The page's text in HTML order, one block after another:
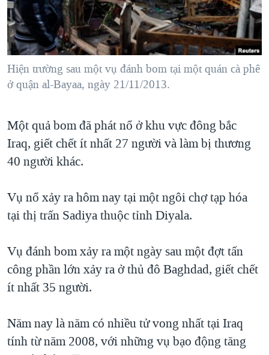
"Tìm" NGƯỜI VIỆT HẢI NGOẠI
ĐỜI SỐNG
KINH TẾ
KHOA HỌC
VĂN HOÁ
THỂ THAO
GIÁO DỤC
TẠI
HÀNH TRÌNH BẦU CỬ 2024
MỘT NĂM CHIẾN TRANH TẠI DẢI GAZA
GIẢI MÃ VÀNH ĐAI & CON ĐƯỜNG
NGÀY TỊ NẠN THẾ GIỚI
GROUND ZERO – XƯA VÀ NAY
THƯỢNG ĐỈNH TRUMP-KIM TẠI VIỆT NAM
TRỊNH VĨNH BÌNH VS. CHÍNH PHỦ VIỆT NAM
BÊN KIA QUỐC LỘ: TIẾNG VỌNG TỪ NÔNG THÔN MỸ
QUAN HỆ VIỆT MỸ
VIDEO
NGHE
MẠNG XÃ HỘI
Ngôn ngữ khác
Hiện trường sau một vụ đánh bom tại một quán cà phê
ở quận al-Bayaa, ngày 21/11/2013.
Một quả bom đã phát nổ ở khu vực đông bắc
Iraq, giết chết ít nhất 27 người và làm bị thương
40 người khác.
Vụ nổ xảy ra hôm nay tại một ngôi chợ tạp hóa
tại thị trấn Sadiya thuộc tỉnh Diyala.
Vụ đánh bom xảy ra một ngày sau một đợt tấn
công phần lớn xảy ra ở thủ đô Baghdad, giết chết
ít nhất 35 người.
Năm nay là năm có nhiều tử vong nhất tại Iraq
tính từ năm 2008, với những vụ bạo động tăng